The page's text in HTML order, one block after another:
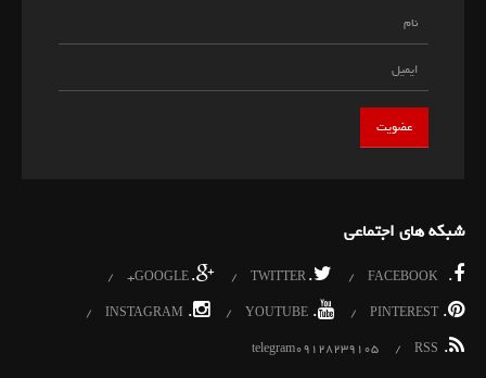
شبکه های اجتماعی
.
FACEBOOK
.
TWITTER
.
GOOGLE+
.
PINTEREST
.
YOUTUBE
.
INSTAGRAM
.
RSS
telegram09128239105